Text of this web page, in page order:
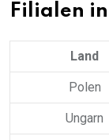
Filialen
Land
Polen
Ungarn